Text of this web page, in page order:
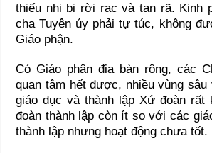
thiếu nhi bị rời rạc và tan rã. Kinh
cha Tuyên úy phải tự túc, không
Giáo phận.
Có Giáo phận địa bàn rộng, các
quan tâm hết được, nhiều vùng sâu
giáo dục và thành lập Xứ đoàn rất
đoàn thành lập còn ít so với các
thành lập nhưng hoạt động chưa tốt.